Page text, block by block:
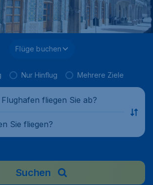
Flüge buchen
Nur Hinflug Mehrere Ziele
fliegen Sie ab?
Sie fliegen?
Suchen